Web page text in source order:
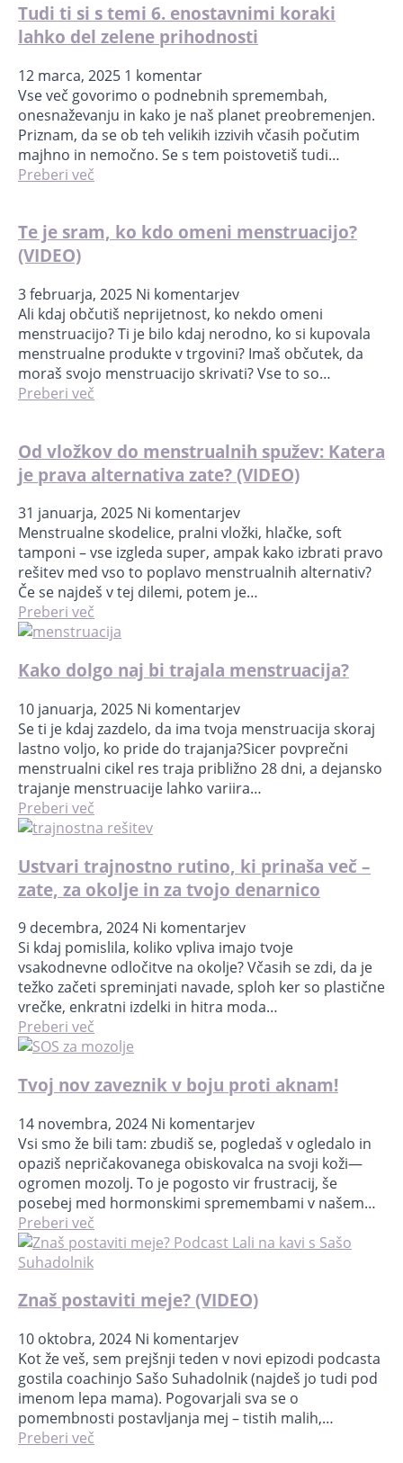
Tudi ti si s temi 6. enostavnimi koraki
lahko del zelene prihodnosti
12 marca, 2025 1 komentar
Vse več govorimo o podnebnih spremembah,
onesnaževanju in kako je naš planet preobremenjen.
Priznam, da se ob teh velikih izzivih včasih počutim
majhno in nemočno. Se s tem poistovetiš tudi…
Preberi več
Te je sram, ko kdo omeni menstruacijo?
(VIDEO)
3 februarja, 2025 Ni komentarjev
Ali kdaj občutiš neprijetnost, ko nekdo omeni
menstruacijo? Ti je bilo kdaj nerodno, ko si kupovala
menstrualne produkte v trgovini? Imaš občutek, da
moraš svojo menstruacijo skrivati? Vse to so…
Preberi več
Od vložkov do menstrualnih spužev: Katera
je prava alternativa zate? (VIDEO)
31 januarja, 2025 Ni komentarjev
Menstrualne skodelice, pralni vložki, hlačke, soft
tamponi – vse izgleda super, ampak kako izbrati pravo
rešitev med vso to poplavo menstrualnih alternativ?
Če se najdeš v tej dilemi, potem je…
Preberi več
Kako dolgo naj bi trajala menstruacija?
10 januarja, 2025 Ni komentarjev
Se ti je kdaj zazdelo, da ima tvoja menstruacija skoraj
lastno voljo, ko pride do trajanja?Sicer povprečni
menstrualni cikel res traja približno 28 dni, a dejansko
trajanje menstruacije lahko variira…
Preberi več
Ustvari trajnostno rutino, ki prinaša več –
zate, za okolje in za tvojo denarnico
9 decembra, 2024 Ni komentarjev
Si kdaj pomislila, koliko vpliva imajo tvoje
vsakodnevne odločitve na okolje? Včasih se zdi, da je
težko začeti spreminjati navade, sploh ker so plastične
vrečke, enkratni izdelki in hitra moda…
Preberi več
Tvoj nov zaveznik v boju proti aknam!
14 novembra, 2024 Ni komentarjev
Vsi smo že bili tam: zbudiš se, pogledaš v ogledalo in
opaziš nepričakovanega obiskovalca na svoji koži—
ogromen mozolj. To je pogosto vir frustracij, še
posebej med hormonskimi spremembami v našem…
Preberi več
Znaš postaviti meje? (VIDEO)
10 oktobra, 2024 Ni komentarjev
Kot že veš, sem prejšnji teden v novi epizodi podcasta
gostila coachinjo Sašo Suhadolnik (najdeš jo tudi pod
imenom lepa mama). Pogovarjali sva se o
pomembnosti postavljanja mej – tistih malih,…
Preberi več